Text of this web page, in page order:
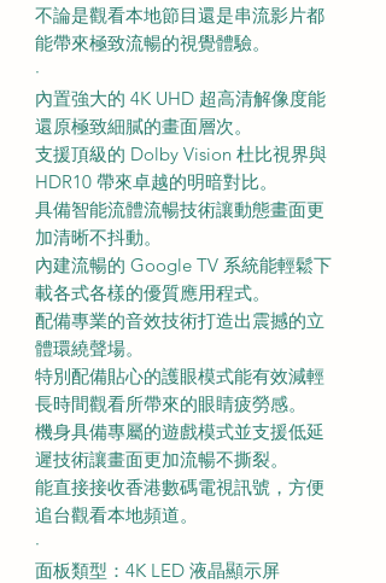
不論是觀看本地節目還是串流影片都
能帶來極致流暢的視覺體驗。
·
內置強大的 4K UHD 超高清解像度能
還原極致細膩的畫面層次。
支援頂級的 Dolby Vision 杜比視界與
HDR10 帶來卓越的明暗對比。
具備智能流體流暢技術讓動態畫面更
加清晰不抖動。
內建流暢的 Google TV 系統能輕鬆下
載各式各樣的優質應用程式。
配備專業的音效技術打造出震撼的立
體環繞聲場。
特別配備貼心的護眼模式能有效減輕
長時間觀看所帶來的眼睛疲勞感。
機身具備專屬的遊戲模式並支援低延
遲技術讓畫面更加流暢不撕裂。
能直接接收香港數碼電視訊號，方便
追台觀看本地頻道。
·
面板類型：4K LED 液晶顯示屏